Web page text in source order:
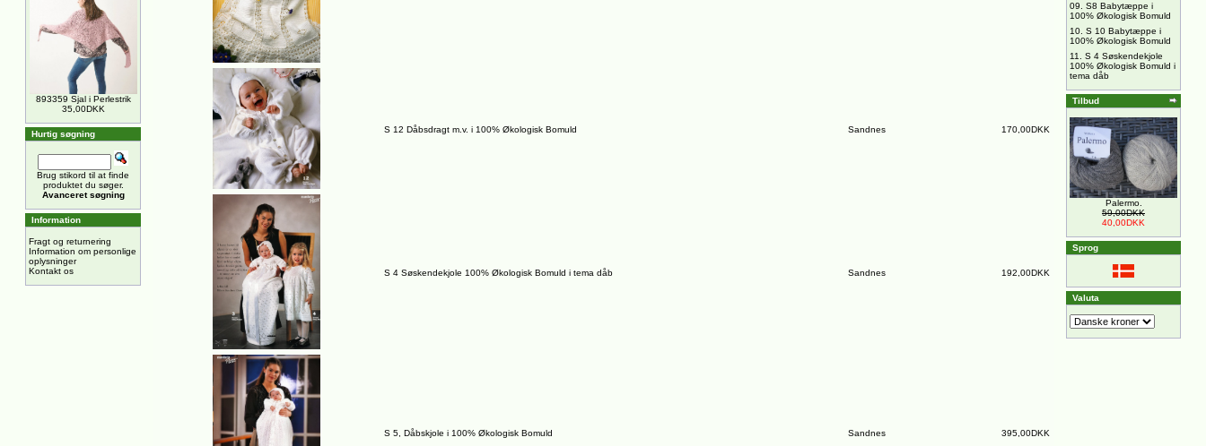
893359 Sjal i Perlestrik
35,00DKK
Hurtig søgning
Brug stikord til at finde
produktet du søger.
Avanceret søgning
Information
Fragt og returnering
Information om personlige
oplysninger
Kontakt os
S 12 Dåbsdragt m.v. i 100% Økologisk Bomuld Sandnes 170,00DKK
S 4 Søskendekjole 100% Økologisk Bomuld i tema dåb Sandnes 192,00DKK
S 5, Dåbskjole i 100% Økologisk Bomuld Sandnes 395,00DKK
09. S8 Babytæppe i
100% Økologisk Bomuld
10. S 10 Babytæppe i
100% Økologisk Bomuld
11. S 4 Søskendekjole
100% Økologisk Bomuld i
tema dåb
Tilbud
Palermo.
59,00DKK
40,00DKK
Sprog
Valuta